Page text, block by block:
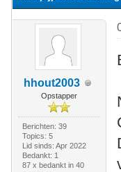
hhout2003
Opstapper
Berichten: 39
Topics: 5
Lid sinds: Apr 2022
Bedankt: 1
87 x bedankt in 40